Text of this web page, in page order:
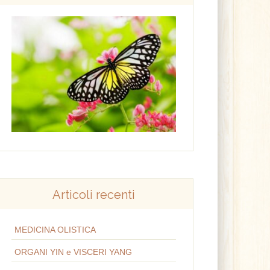
Articoli recenti
MEDICINA OLISTICA
ORGANI YIN e VISCERI YANG